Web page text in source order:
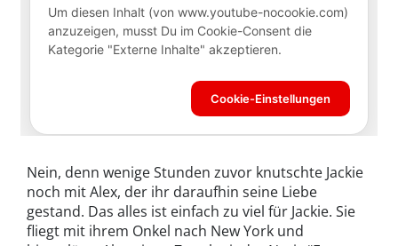
Nein, denn wenige Stunden zuvor knutschte Jackie
noch mit Alex, der ihr daraufhin seine Liebe
gestand. Das alles ist einfach zu viel für Jackie. Sie
fliegt mit ihrem Onkel nach New York und